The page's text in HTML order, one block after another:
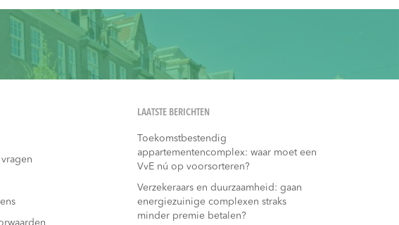
LAATSTE BERICHTEN
Toekomstbestendig
appartementencomplex: waar moet een
VvE nú op voorsorteren?
Verzekeraars en duurzaamheid: gaan
energiezuinige complexen straks
minder premie betalen?